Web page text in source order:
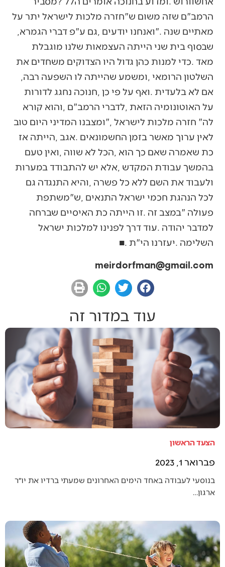
‬הרמב‮"‬ם‭ ‬שזה‭ ‬משום‭ ‬ש"חזרה‭ ‬מלכות‭ ‬לישראל‭ ‬יתר‭ ‬על‭
‬למדבר‭ ‬יהודה‭. ‬עוד‭ ‬דרך‭ ‬לפנינו‭ ‬למלכות‭ ‬ישראל‭
‬השלימה‭. ‬יעזרנו‭ ‬הי"ת‭. ‬■
meirdorfman@gmail.com
עוד במדור זה
הצעד הראשון
פברואר 1, 2023
בנוסעי לעבודה באחד הימים האחרונים שמעתי ברדיו את יו״ר
ארגון…